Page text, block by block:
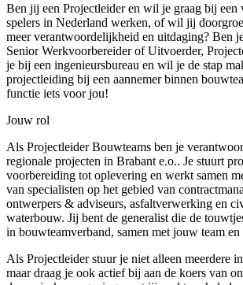
Ben jij een Projectleider en wil je graag bij
spelers in Nederland werken, of wil jij
meer verantwoordelijkheid en uitdaging? Ben
Senior Werkvoorbereider of Uitvoerder,
je bij een ingenieursbureau en wil je de stap
projectleiding bij een aannemer binnen
functie iets voor jou!
Jouw rol
Als Projectleider Bouwteams ben je
regionale projecten in Brabant e.o.. Je stuurt
voorbereiding tot oplevering en werkt samen
van specialisten op het gebied van
ontwerpers & adviseurs, asfaltverwerking en
waterbouw. Jij bent de generalist die de
in bouwteamverband, samen met jouw team en
Als Projectleider stuur je niet alleen meerdere
maar draag je ook actief bij aan de koers van